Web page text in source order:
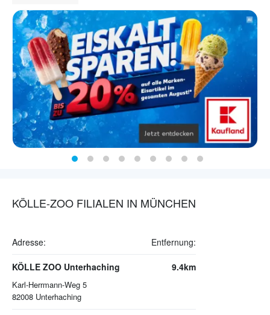
KÖLLE-ZOO FILIALEN IN MÜNCHEN
Adresse: Entfernung:
KÖLLE ZOO Unterhaching
Karl-Herrmann-Weg 5
82008 Unterhaching
9.4km